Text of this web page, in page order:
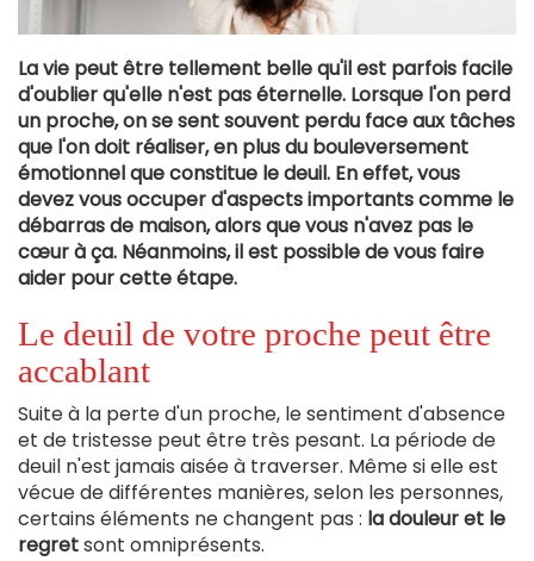
La vie peut être tellement belle qu'il est parfois facile
d'oublier qu'elle n'est pas éternelle. Lorsque l'on perd
un proche, on se sent souvent perdu face aux tâches
que l'on doit réaliser, en plus du bouleversement
émotionnel que constitue le deuil. En effet, vous
devez vous occuper d'aspects importants comme le
débarras de maison, alors que vous n'avez pas le
cœur à ça. Néanmoins, il est possible de vous faire
aider pour cette étape.
Le deuil de votre proche peut être
accablant
Suite à la perte d'un proche, le sentiment d'absence
et de tristesse peut être très pesant. La période de
deuil n'est jamais aisée à traverser. Même si elle est
vécue de différentes manières, selon les personnes,
certains éléments ne changent pas : la douleur et le
regretsont omniprésents.